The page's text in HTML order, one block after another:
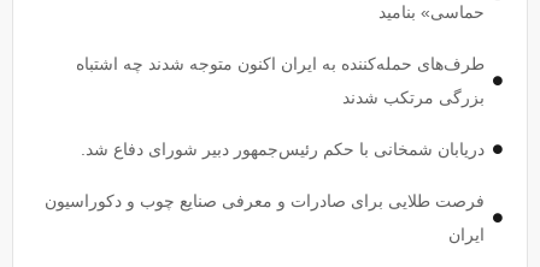
حماسی» بنامید
طرف‌های حمله‌کننده به ایران اکنون متوجه شدند چه اشتباه
بزرگی مرتکب شدند
دریابان شمخانی با حکم رئیس‌جمهور دبیر شورای دفاع شد.
فرصت طلایی برای صادرات و معرفی صنایع چوب و دکوراسیون
ایران